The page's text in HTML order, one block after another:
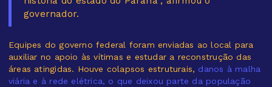
governador.
Equipes do governo federal foram enviadas ao local para
auxiliar no apoio às vítimas e estudar a reconstrução das
áreas atingidas. Houve colapsos estruturais, danos à malha
viária e à rede elétrica, o que deixou parte da população